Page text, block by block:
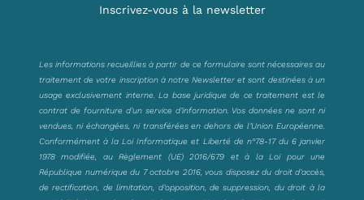
Inscrivez-vous à la newsletter
Les informations recueillies à partir de ce formulaire sont nécessaires au
traitement de votre inscription à notre Newsletter et sont destinées à un
usage exclusivement interne. La base juridique de ce traitement est le
contrat de fourniture d’un service d’information. Vos données ne sont ni
vendues, ni échangées, ni transférées en dehors de l’Union Européenne.
Conformément à la Loi Informatique et Liberté de n°78-17 du 6 janvier
1978 modifiée, au Règlement (UE) 2016/679 et à la Loi pour une
République numérique du 7 octobre 2016, vous disposez du droit d’accès,
de rectification, de limitation, d’opposition, de suppression, du droit à la